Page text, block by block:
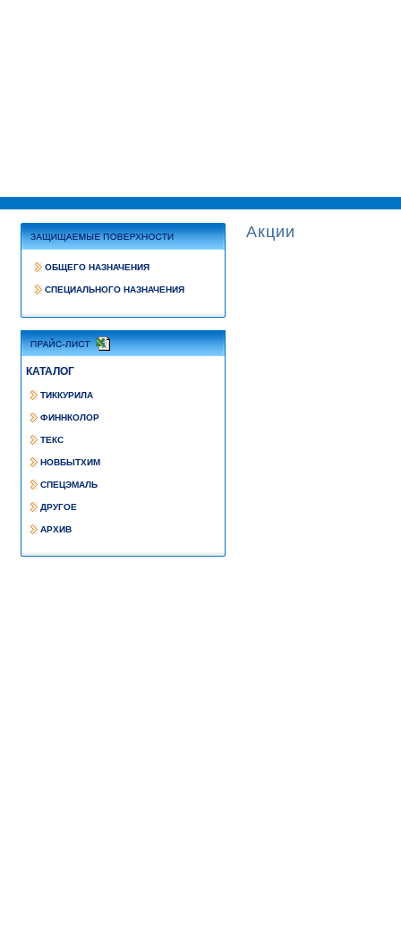
ОБЩЕГО НАЗНАЧЕНИЯ
СПЕЦИАЛЬНОГО НАЗНАЧЕНИЯ
КАТАЛОГ
ТИККУРИЛА
ФИННКОЛОР
ТЕКС
НОВБЫТХИМ
СПЕЦЭМАЛЬ
ДРУГОЕ
АРХИВ
Акции